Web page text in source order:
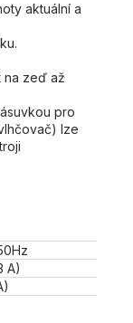
aktuální a
na zeď až
pro
lze
A)